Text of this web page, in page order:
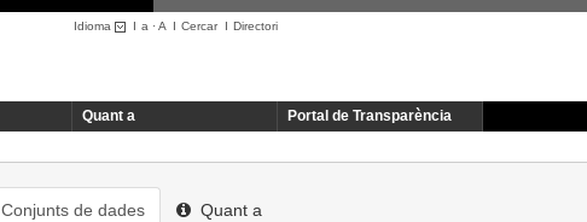
Idioma I a ·A I CercarI Directori
Quant a Portal de Transparència
Conjunts de dades Quant a